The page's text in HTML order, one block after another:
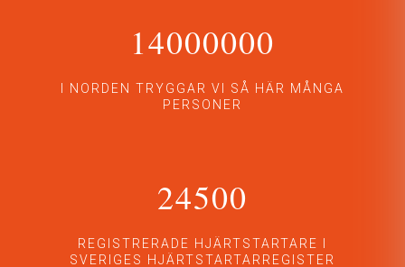
14000000
I NORDEN TRYGGAR VI SÅ HÄR MÅNGA
PERSONER
24500
REGISTRERADE HJÄRTSTARTARE I
SVERIGES HJÄRTSTARTARREGISTER